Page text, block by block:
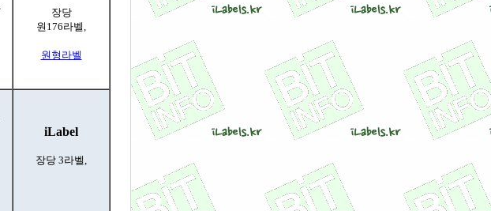
장당
원176라벨,
원형라벨
iLabel
장당 3라벨,